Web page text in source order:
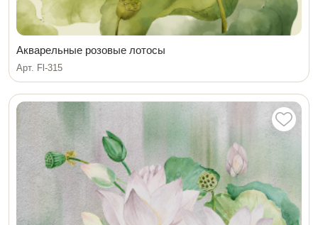
Акварельные розовые лотосы
Арт. Fl-315